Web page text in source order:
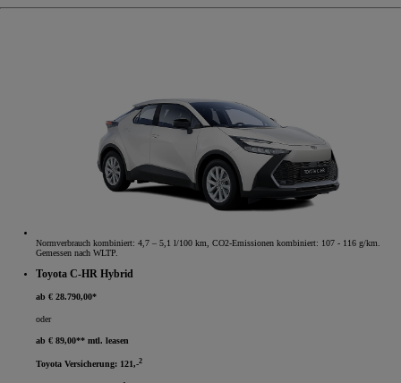
Normverbrauch kombiniert: 4,7 – 5,1 l/100 km, CO2-Emissionen kombiniert: 107 - 116 g/km.
Gemessen nach WLTP.
Toyota C-HR Hybrid
ab € 28.790,00*
oder
ab € 89,00** mtl. leasen
Toyota Versicherung: 121,-2